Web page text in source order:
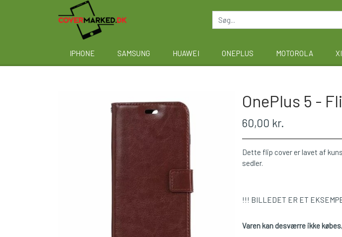
IPHONE SAMSUNG HUAWEI ONEPLUS MOTOROLA
OnePlus 5 -
60,00 kr.
Dette flip cover er lavet af
sedler.
!!! BILLEDET ER ET
Varen kan desværre ikke